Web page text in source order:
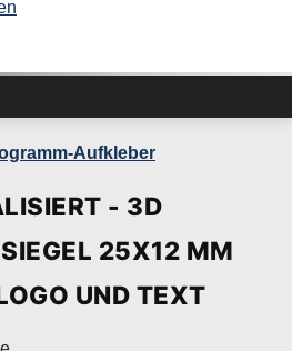
enthält 0 Positionen. Der
Aufkleber
- 3D
25X12 MM
UND TEXT